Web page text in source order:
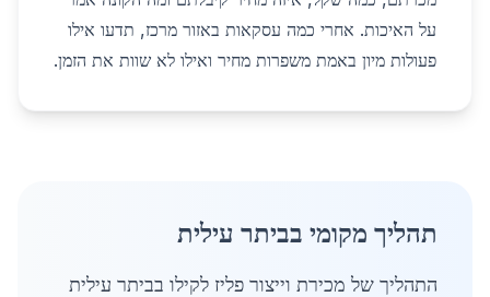
על האיכות. אחרי כמה עסקאות באזור מרכז, תדעו אילו
פעולות מיון באמת משפרות מחיר ואילו לא שוות את הזמן.
תהליך מקומי בביתר עילית
התהליך של מכירת וייצור פליז לקילו בביתר עילית